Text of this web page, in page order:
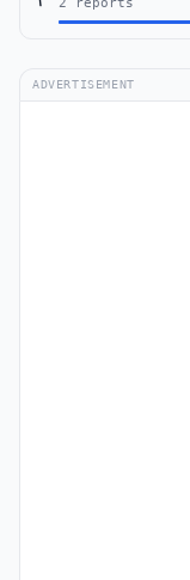
2 reports
ADVERTISEMENT